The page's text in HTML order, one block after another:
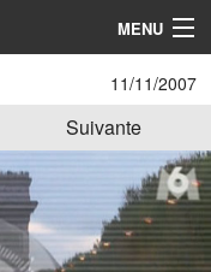
MENU
11/11/2007
Suivante